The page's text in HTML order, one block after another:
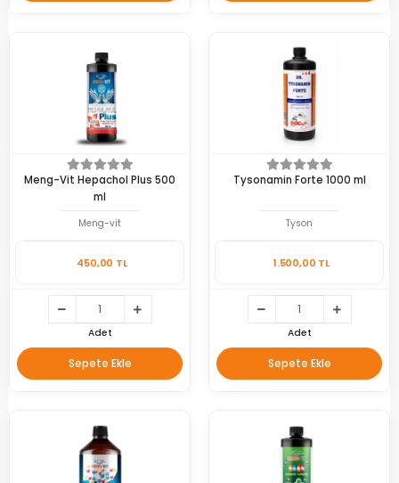
Meng-Vit Hepachol Plus 500
ml
Meng-vit
450,00 TL
Adet
Sepete Ekle
Tysonamin Forte 1000 ml
Tyson
1.500,00 TL
Adet
Sepete Ekle